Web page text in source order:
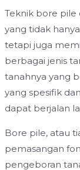
Teknik bore pile
yang tidak
tetapi juga
berbagai jenis
tanahnya yang
yang spesifik
dapat berjalan
Bore pile, atau
pemasangan
pengeboran